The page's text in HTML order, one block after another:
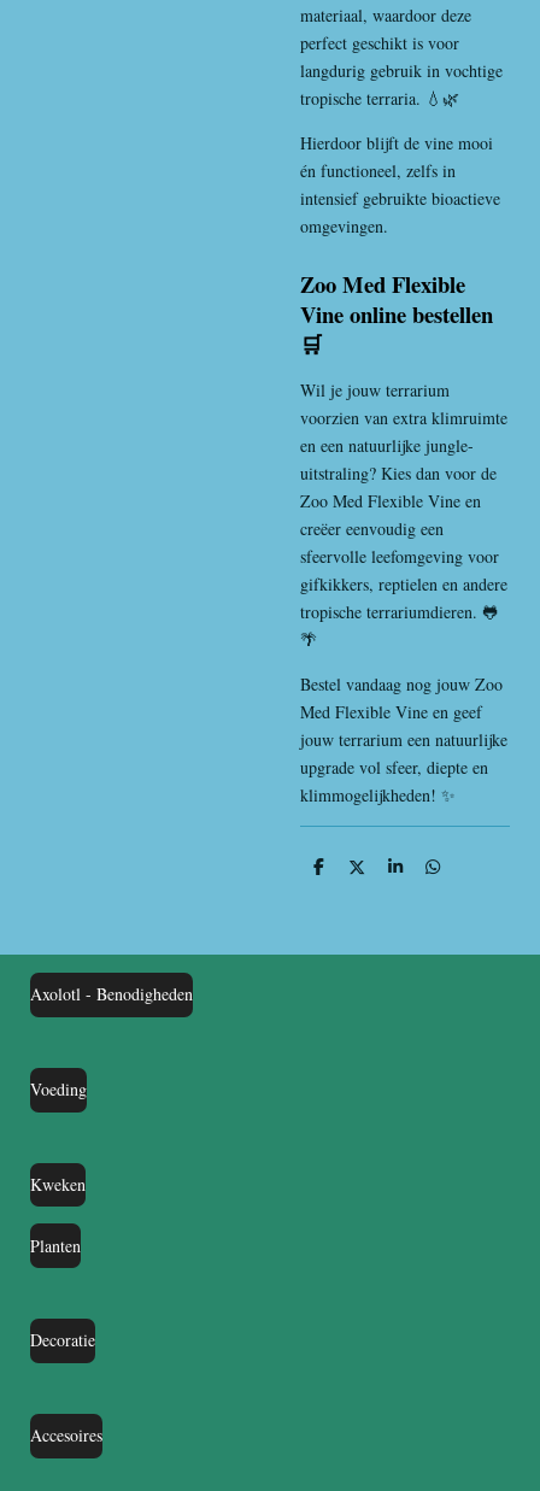
materiaal, waardoor deze
perfect geschikt is voor
langdurig gebruik in vochtige
tropische terraria. 💧🌿
Hierdoor blijft de vine mooi
én functioneel, zelfs in
intensief gebruikte bioactieve
omgevingen.
Zoo Med Flexible
Vine online bestellen
🛒
Wil je jouw terrarium
voorzien van extra klimruimte
en een natuurlijke jungle-
uitstraling? Kies dan voor de
Zoo Med Flexible Vine en
creëer eenvoudig een
sfeervolle leefomgeving voor
gifkikkers, reptielen en andere
tropische terrariumdieren. 🐸
🌴
Bestel vandaag nog jouw Zoo
Med Flexible Vine en geef
jouw terrarium een natuurlijke
upgrade vol sfeer, diepte en
klimmogelijkheden! ✨
D
D
S
D
Axolotl - Benodigheden
Voeding
Kweken
Planten
Decoratie
Accesoires